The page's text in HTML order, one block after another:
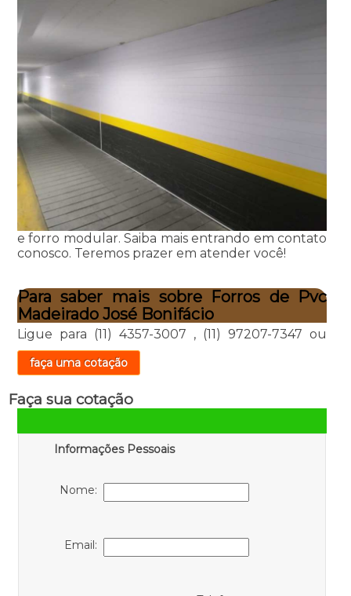
e forro modular. Saiba mais entrando em contato
conosco. Teremos prazer em atender você!
Para saber mais sobre Forros de Pvc
Madeirado José Bonifácio
Ligue para (11) 4357-3007 , (11) 97207-7347 ou
faça uma cotação
Faça sua cotação
Informações Pessoais
Nome:
Email: